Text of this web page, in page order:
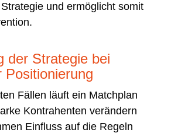
und ermöglicht somit
der Strategie bei
Positionierung
Fällen läuft ein Matchplan
Kontrahenten verändern
Einfluss auf die Regeln